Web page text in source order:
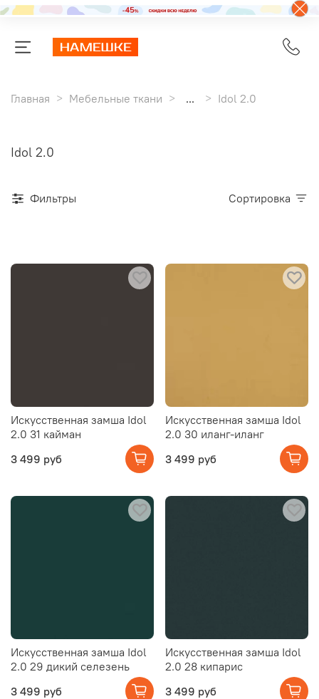
Главная Мебельные ткани ... Idol 2.0
Idol 2.0
Фильтры Сортировка
Искусственная замша Idol
2.0 31 кайман
3 499 руб
Искусственная замша Idol
2.0 30 иланг-иланг
3 499 руб
Искусственная замша Idol
2.0 29 дикий селезень
3 499 руб
Искусственная замша Idol
2.0 28 кипарис
3 499 руб